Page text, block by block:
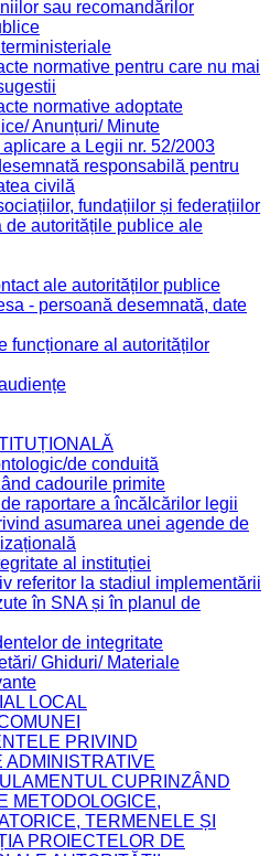
sau recomandărilor
normative pentru care nu mai
normative adoptate
Anunțuri/ Minute
a Legii nr. 52/2003
responsabilă pentru
civilă
fundațiilor și federațiilor
de autoritățile publice ale
ale autorităților publice
- persoană desemnată, date
funcționare al autorităților
de conduită
cadourile primite
raportare a încălcărilor legii
asumarea unei agende de
al instituției
referitor la stadiul implementării
în SNA și în planul de
de integritate
Ghiduri/ Materiale
LOCAL
PRIVIND
ADMINISTRATIVE
CUPRINZÂND
METODOLOGICE,
TERMENELE ȘI
PROIECTELOR DE